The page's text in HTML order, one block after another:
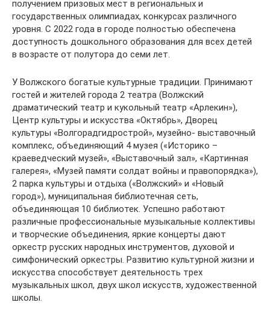
получением призовых мест в региональных и
государственных олимпиадах, конкурсах различного
уровня. С 2022 года в городе полностью обеспечена
доступность дошкольного образования для всех детей
в возрасте от полутора до семи лет.
У Волжского богатые культурные традиции. Принимают
гостей и жителей города 2 театра (Волжский
драматический театр и кукольный театр «Арлекин»),
Центр культуры и искусства «Октябрь», Дворец
культуры «Волгорадгидрострой», музейно- выставочный
комплекс, объединяющий 4 музея («Историко –
краеведческий музей», «Выставочный зал», «Картинная
галерея», «Музей памяти солдат войны и правопорядка»),
2 парка культуры и отдыха («Волжский» и «Новый
город»), муниципальная библиотечная сеть,
объединяющая 10 библиотек. Успешно работают
различные профессиональные музыкальные коллективы
и творческие объединения, яркие концерты дают
оркестр русских народных инструментов, духовой и
симфонический оркестры. Развитию культурной жизни и
искусства способствует деятельность трех
музыкальных школ, двух школ искусств, художественной
школы.